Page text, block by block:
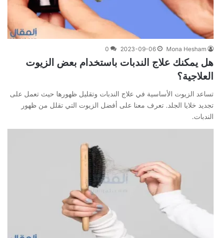
Mona Hesham
2023-09-06
0
هل يمكنك علاج الندبات باستخدام بعض الزيوت
العلاجية؟
تساعد الزيوت الأساسية في علاج الندبات وتقليل ظهورها حيث تعمل على
تجديد خلايا الجلد. تعرف معنا على أفضل الزيوت التي تقلل من ظهور
الندبات.